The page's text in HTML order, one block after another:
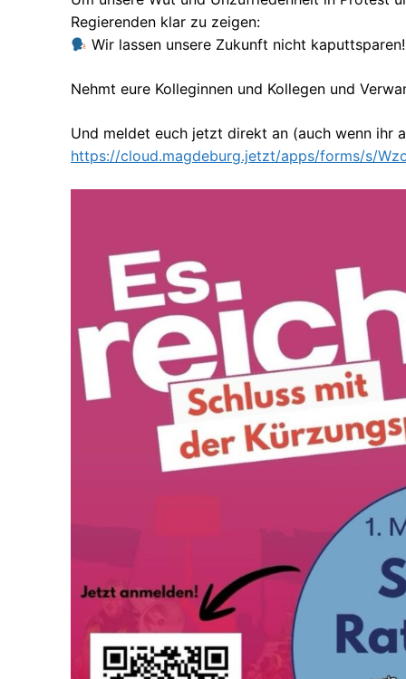
Regierenden klar zu zeigen:
Wir lassen unsere Zukunft nicht kaputtsparen!
Nehmt eure Kolleginnen und Kollegen und
Und meldet euch jetzt direkt an (auch wenn ihr
https://cloud.magdeburg.jetzt/apps/forms/s/